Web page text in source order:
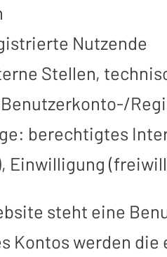
Nutzende
Stellen,
berechtigtes
Einwilligung
steht eine
Kontos werden